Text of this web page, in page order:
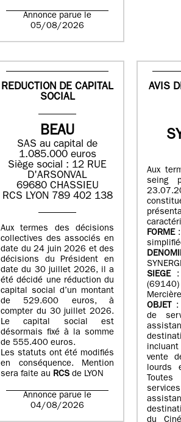
Annonce parue le
05/08/2026
REDUCTION DE CAPITAL
SOCIAL
BEAU
SAS au capital de
1.085.000 euros
Siège social : 12 RUE
D'ARSONVAL
69680 CHASSIEU
RCS LYON 789 402 138
Aux termes des décisions
collectives des associés en
date du 24 juin 2026 et des
décisions du Président en
date du 30 juillet 2026, il a
été décidé une réduction du
capital social d’un montant
de 529.600 euros, à
compter du 30 juillet 2026.
Le capital social est
désormais fixé à la somme
de 555.400 euros.
Les statuts ont été modifiés
en conséquence. Mention
sera faite au RCS de LYON
Annonce parue le
04/08/2026
AVIS
Aux
seing
FORME:
SIEGE:
OBJET :
de
vente
lourds